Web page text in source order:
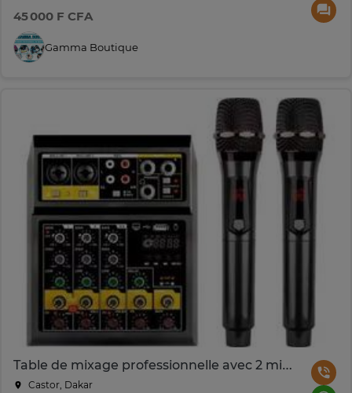
45 000 F CFA
Gamma Boutique
Table de mixage professionnelle avec 2 microphones
Castor, Dakar